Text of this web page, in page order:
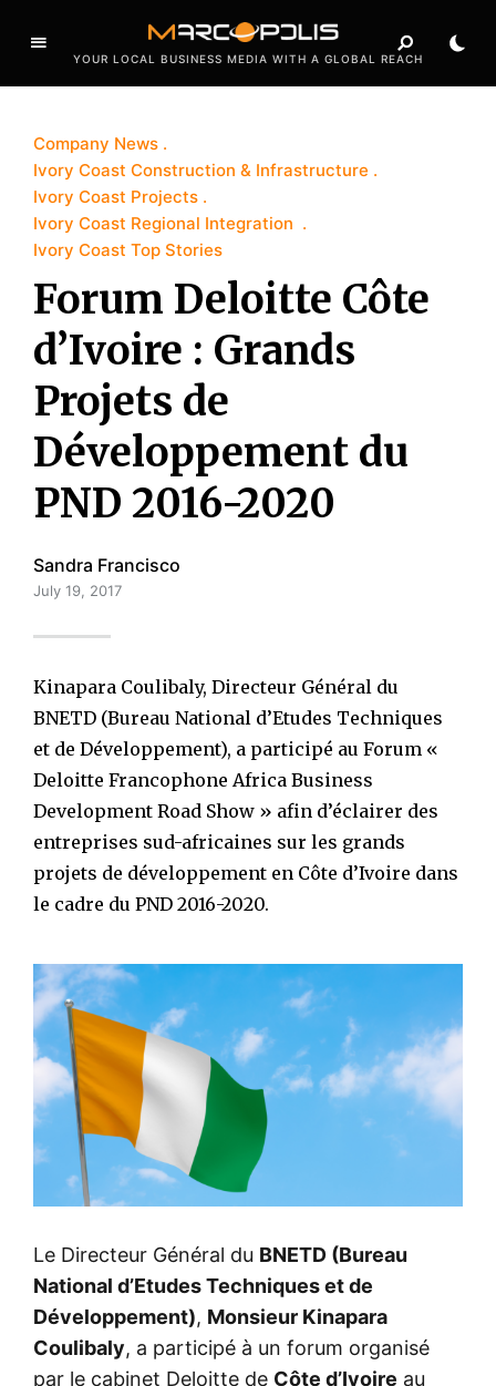
YOUR LOCAL BUSINESS MEDIA WITH A GLOBAL REACH
Company News
Ivory Coast Construction & Infrastructure
Ivory Coast Projects
Ivory Coast Regional Integration
Ivory Coast Top Stories
Forum Deloitte Côte
d’Ivoire : Grands
Projets de
Développement du
PND 2016-2020
Sandra Francisco
July 19, 2017
Kinapara Coulibaly, Directeur Général du
BNETD (Bureau National d’Etudes Techniques
et de Développement), a participé au Forum «
Deloitte Francophone Africa Business
Development Road Show » afin d’éclairer des
entreprises sud-africaines sur les grands
projets de développement en Côte d’Ivoire dans
le cadre du PND 2016-2020.
Le Directeur Général du BNETD (Bureau
National d’Etudes Techniques et de
Développement), Monsieur Kinapara
Coulibaly, a participé à un forum organisé
par le cabinet Deloitte de Côte d’Ivoire au